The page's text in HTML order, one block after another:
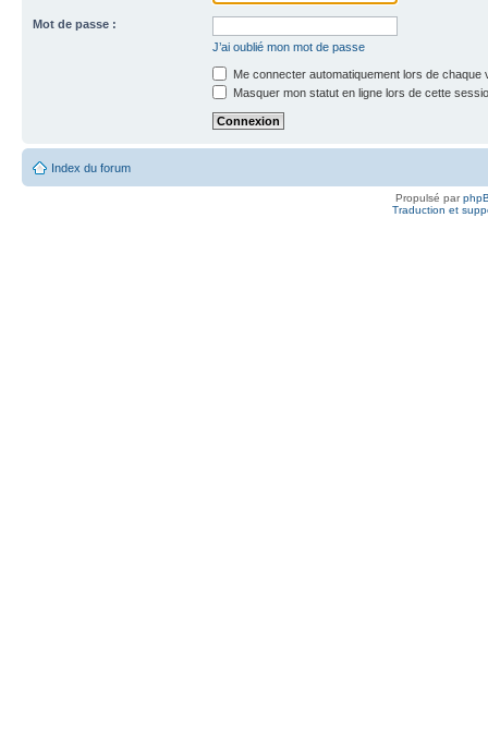
Mot de passe :
J’ai oublié mon mot de passe
Me connecter automatiquement lors de chaque
Masquer mon statut en ligne lors de cette
Index du forum
Propulsé par
Traduction et